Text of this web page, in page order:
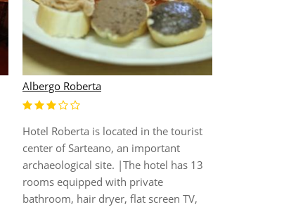
Albergo Roberta
Hotel Roberta is located in the tourist
center of Sarteano, an important
archaeological site. |The hotel has 13
rooms equipped with private
bathroom, hair dryer, flat screen TV,